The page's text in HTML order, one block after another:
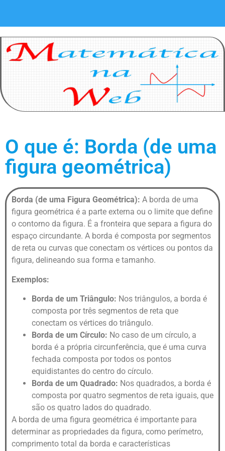
O que é: Borda (de uma
figura geométrica)
Borda (de uma Figura Geométrica): A borda de uma
figura geométrica é a parte externa ou o limite que define
o contorno da figura. É a fronteira que separa a figura do
espaço circundante. A borda é composta por segmentos
de reta ou curvas que conectam os vértices ou pontos da
figura, delineando sua forma e tamanho.
Exemplos:
Borda de um Triângulo: Nos triângulos, a borda é
composta por três segmentos de reta que
conectam os vértices do triângulo.
Borda de um Círculo: No caso de um círculo, a
borda é a própria circunferência, que é uma curva
fechada composta por todos os pontos
equidistantes do centro do círculo.
Borda de um Quadrado: Nos quadrados, a borda é
composta por quatro segmentos de reta iguais, que
são os quatro lados do quadrado.
A borda de uma figura geométrica é importante para
determinar as propriedades da figura, como perímetro,
comprimento total da borda e características